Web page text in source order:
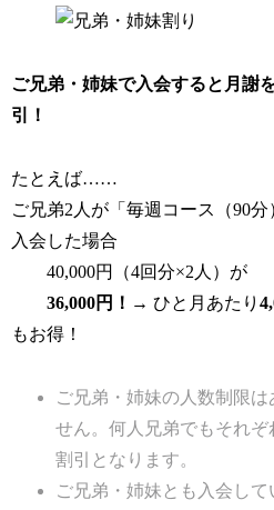
ご兄弟・姉妹で入会すると月謝
引！
たとえば……
ご兄弟2人が「毎週コース（90分
入会した場合
40,000円（4回分×2人）が
36,000円！ → ひと月あたり
もお得！
ご兄弟・姉妹の人数制限は
せん。何人兄弟でもそれぞ
割引となります。
ご兄弟・姉妹とも入会して